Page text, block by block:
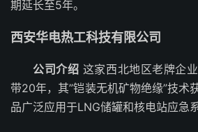
期延长至5年。
西安华电热工科技有限公司
公司介绍 这家西北地区老牌企
带20年，其”铠装无机矿物绝缘”技术
品广泛应用于LNG储罐和核电站应急系